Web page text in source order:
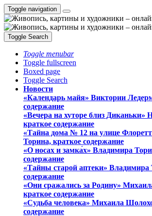
Toggle navigation
Toggle Search
Toggle menubar
Toggle fullscreen
Boxed page
Toggle Search
Новости
«Календарь майя» Виктории
содержание
«Вечера на хуторе близ Диканьки»
краткое содержание
«Тайна дома № 12 на улице
Торина, краткое содержание
«О носах и замка́х» Владимира
содержание
«Тайны старой аптеки» Владимира
содержание
«Они сражались за Родину»
краткое содержание
«Судьба человека» Михаила
содержание